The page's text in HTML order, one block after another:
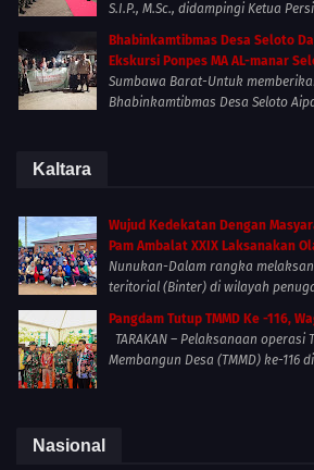
S.I.P., M.Sc., didampingi Ketua
Bhabinkamtibmas Desa Seloto
Ekskursi Ponpes MA AL-manar
Sumbawa Barat-Untuk
Bhabinkamtibmas Desa Seloto
Kaltara
Wujud Kedekatan Dengan
Pam Ambalat XXIX Laksanakan
Nunukan-Dalam rangka
teritorial (Binter) di wilayah
Pangdam Tutup TMMD Ke -116,
TARAKAN – Pelaksanaan operasi
Membangun Desa (TMMD) ke-116
Nasional